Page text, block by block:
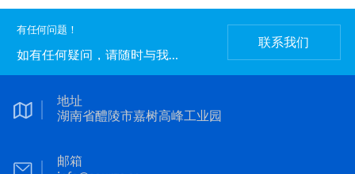
有任何问题！
如有任何疑问，请随时与我们
联系。
联系我们
地址
湖南省醴陵市嘉树高峰工业园
邮箱